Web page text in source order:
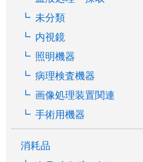
未分類
内視鏡
照明機器
病理検査機器
画像処理装置関連
手術用機器
消耗品